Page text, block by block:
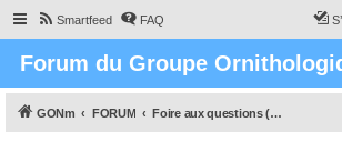
Smartfeed FAQ
Forum du Groupe
GONm FORUM Foire aux questions (Questions posées fréquemment)